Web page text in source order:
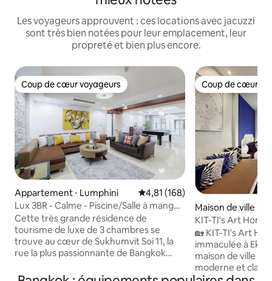
Les voyageurs approuvent : ces locations avec jacuzzi
sont très bien notées pour leur emplacement, leur
propreté et bien plus encore.
Coup de cœur voyageurs
Coup de cœur voyageurs
Appartement ⋅ Lumphini Évaluation moyenne sur la
4,81 (168)
Lux 3BR - Calme - Piscine/Salle à manger
- Nana BTS, avec services
Cette très grande résidence de
tourisme de luxe de 3 chambres se
trouve au cœur de Sukhumvit Soi 11, la
rue la plus passionnante de Bangkok
les bars sur les toits. Spacieux, élégant, il
Coup de cœur
Coup de cœur
Maison de ville ⋅
KIT-TI's Art Home
Sukhumvit
🏡 KIT-TI's Art
immaculée à
maison de ville
moderne et